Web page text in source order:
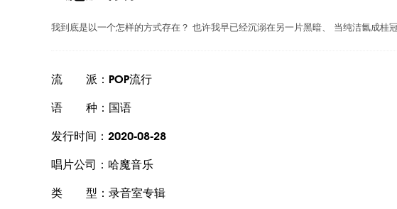
我到底是以一个怎样的方式存在？ 也许我早已经沉溺在另一片黑暗、 当纯洁氤成
流 派：POP流行
语 种：国语
发行时间：2020-08-28
唱片公司：哈魔音乐
类 型：录音室专辑